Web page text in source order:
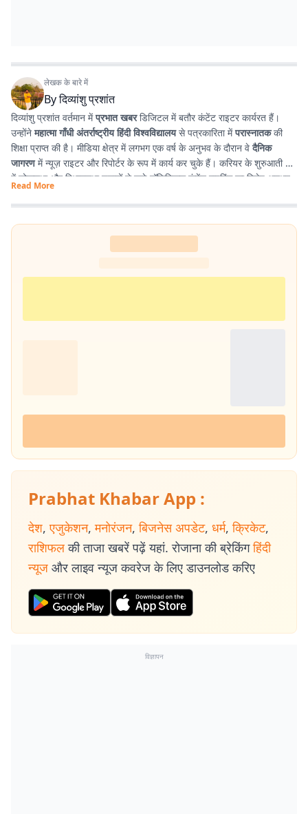
लेखक के बारे में
Byदिव्यांशु प्रशांत
दिव्यांशु प्रशांत वर्तमान मेंप्रभात खबरडिजिटल में बतौर कंटेंट राइटर कार्यरत हैं।
उन्होंनेमहात्मा गाँधी अंतर्राष्ट्रीय हिंदी विश्वविद्यालयसे पत्रकारिता मेंपरास्नातककी
शिक्षा प्राप्त की है। मीडिया क्षेत्र में लगभग एक वर्ष के अनुभव के दौरान वेदैनिक
जागरणमें न्यूज़ राइटर और रिपोर्टर के रूप में कार्य कर चुके हैं। करियर के शुरुआती दौर
में लोकसभा और विधानसभा चुनावों से जुड़े पॉलिटिकल कंटेंट राइटिंग का विशेष अनुभव
प्राप्त किया। इसके अतिरिक्त उन्होंने
किया है, जिसके कारण साहित्य, पठन-पाठन, लेखन और कविता-सृजन में उनकी विशेष
रुचि है। सटीक, निष्पक्ष और प्रभावशाली लेखन के माध्यम से पाठकों तक विश्वसनीय
जानकारी पहुँचाना उनकी पेशेवर पहचान है।
Read More
Prabhat Khabar App :
देश, एजुकेशन, मनोरंजन, बिजनेस अपडेट, धर्म, क्रिकेट,
राशिफल की ताजा खबरें पढ़ें यहां. रोजाना की ब्रेकिंग हिंदी
न्यूज और लाइव न्यूज कवरेज के लिए डाउनलोड करिए
विज्ञापन